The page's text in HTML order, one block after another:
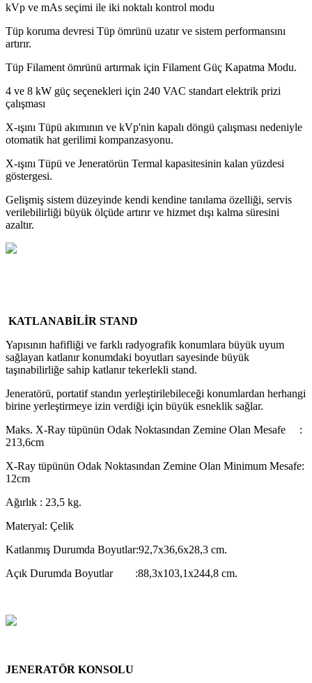
kVp ve mAs seçimi ile iki noktalı kontrol modu
Tüp koruma devresi Tüp ömrünü uzatır ve sistem performansını
artırır.
Tüp Filament ömrünü artırmak için Filament Güç Kapatma Modu.
4 ve 8 kW güç seçenekleri için 240 VAC standart elektrik prizi
çalışması
X-ışını Tüpü akımının ve kVp'nin kapalı döngü çalışması nedeniyle
otomatik hat gerilimi kompanzasyonu.
X-ışını Tüpü ve Jeneratörün Termal kapasitesinin kalan yüzdesi
göstergesi.
Gelişmiş sistem düzeyinde kendi kendine tanılama özelliği, servis
verilebilirliği büyük ölçüde artırır ve hizmet dışı kalma süresini
azaltır.
KATLANABİLİR STAND
Yapısının hafifliği ve farklı radyografik konumlara büyük uyum
sağlayan katlanır konumdaki boyutları sayesinde büyük
taşınabilirliğe sahip katlanır tekerlekli stand.
Jeneratörü, portatif standın yerleştirilebileceği konumlardan herhangi
birine yerleştirmeye izin verdiği için büyük esneklik sağlar.
Maks. X-Ray tüpünün Odak Noktasından Zemine Olan Mesafe :
213,6cm
X-Ray tüpünün Odak Noktasından Zemine Olan Minimum Mesafe:
12cm
Ağırlık : 23,5 kg.
Materyal: Çelik
Katlanmış Durumda Boyutlar:92,7x36,6x28,3 cm.
Açık Durumda Boyutlar :88,3x103,1x244,8 cm.
JENERATÖR KONSOLU